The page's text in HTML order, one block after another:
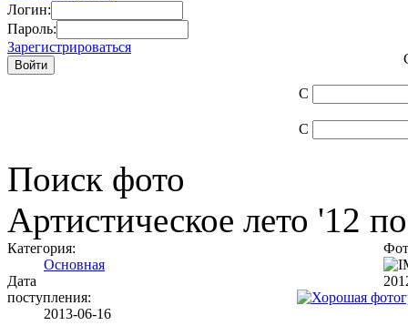
Логин:
Пароль:
Зарегистрироваться
С
С
Поиск фото
Артистическое лето '12
Категория:
Основная
Дата
поступления:
2013-06-16